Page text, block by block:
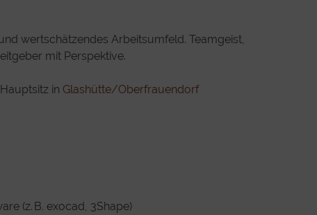
wertschätzendes Arbeitsumfeld. Teamgeist,
mit Perspektive.
in Glashütte/Oberfrauendorf
(z. B. exocad, 3Shape)